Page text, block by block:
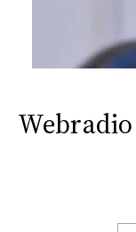
Webradio